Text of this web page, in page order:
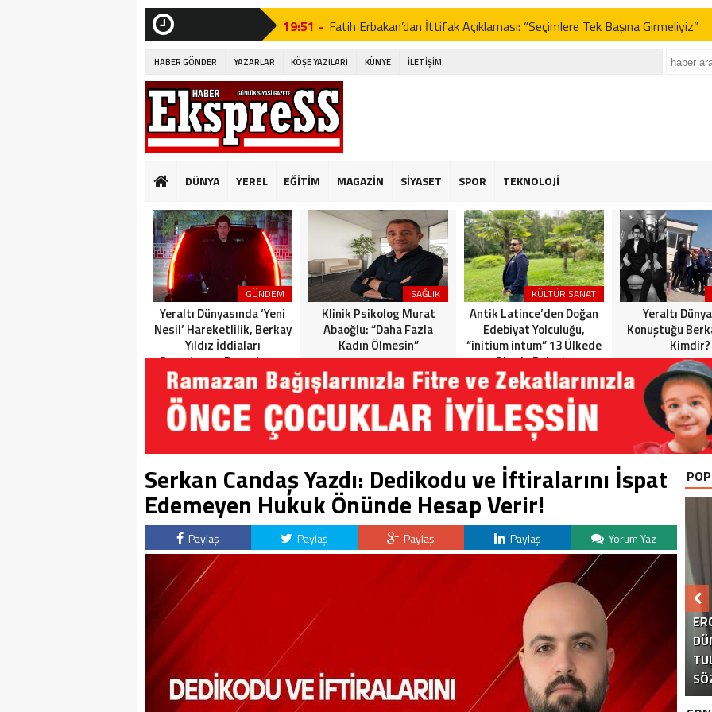
19:51 - Fatih Erbakan’dan İttifak Açıklaması: “Seçimlere Tek Başına Girmeliyiz”
19:49 - CHP’de Yeni Parti Tartışmaları ve Sinem Dedetaş’ın Kararı: Gürsel
09:33 - PINARTEPE’DE İMAR ADALETSİZLİĞİ: BİR YANDA ÇATI HAVUZLARI,
GÜVENLİ KONUT BEKLEYEN HALK!
23:18 - Tavuksuz Yumurta Dönemi!
19:49 -
CHP’de Yeni Parti Tartışmaları ve Sinem Dedetaş’ın Kararı: Gürsel
09:33 - PINARTEPE’DE İMAR ADALETSİZLİĞİ: BİR YANDA ÇATI HAVUZLARI,
GÜVENLİ KONUT BEKLEYEN HALK!
HABER GÖNDER YAZARLAR KÖŞE YAZILARI KÜNYE İLETİŞİM
DÜNYA YEREL EĞİTİM MAGAZİN SİYASET SPOR TEKNOLOJİ
GÜNDEM
Yeraltı Dünyasında ‘Yeni
Nesil’ Hareketlilik, Berkay
Yıldız İddiaları
Soruşturma Dosyalarına
Yansıdı!
SAĞLIK
Klinik Psikolog Murat
Abaoğlu: “Daha Fazla
Kadın Ölmesin”
KÜLTÜR SANAT
Antik Latince’den Doğan
Edebiyat Yolculuğu,
“initium intum” 13 Ülkede
Okurla Buluştu
Yeraltı
Konuştuğu
Kimdir?
Serkan Candaş Yazdı: Dedikodu ve İftiralarını İspat
Edemeyen Hukuk Önünde Hesap Verir!
Paylaş Paylaş Paylaş Paylaş Yorum Yaz